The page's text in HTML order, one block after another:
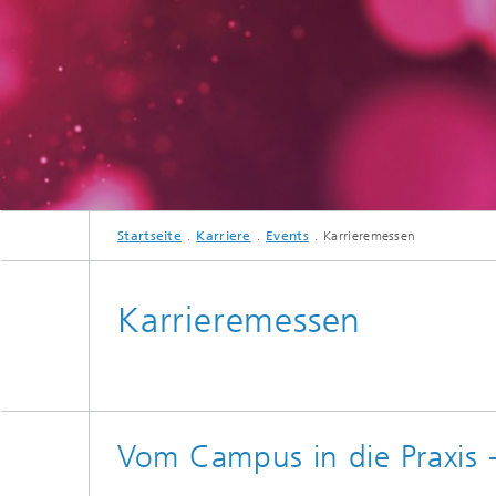
Startseite Karriere Events Karrieremessen
Karrieremessen
Vom Campus in die